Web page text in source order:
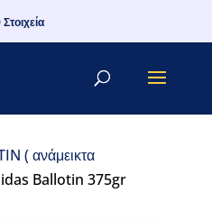
Στοιχεία
( ανάμεικτα
Ballotin 375gr